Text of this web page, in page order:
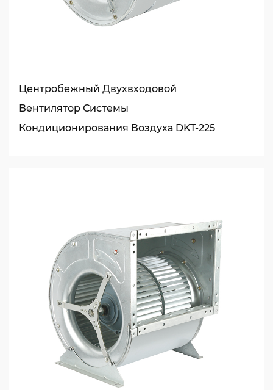
Центробежный Двухвходовой
Вентилятор Системы
Кондиционирования Воздуха DKT-225